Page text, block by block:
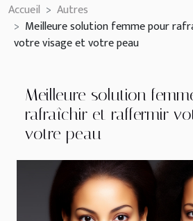
Accueil
Autres
Meilleure solution femme pour
votre visage et votre peau
Meilleure solution
rafraîchir et raffermir
votre peau